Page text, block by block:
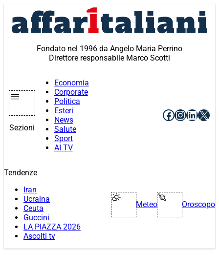
contenuto
Fondato nel 1996 da Angelo Maria Perrino
Direttore responsabile Marco Scotti
Sezioni
Economia
Corporate
Politica
Esteri
News
Salute
Sport
AI TV
Facebook
X
Tendenze
Iran
Ucraina
Ceuta
Guccini
LA PIAZZA 2026
Ascolti tv
Meteo Oroscopo